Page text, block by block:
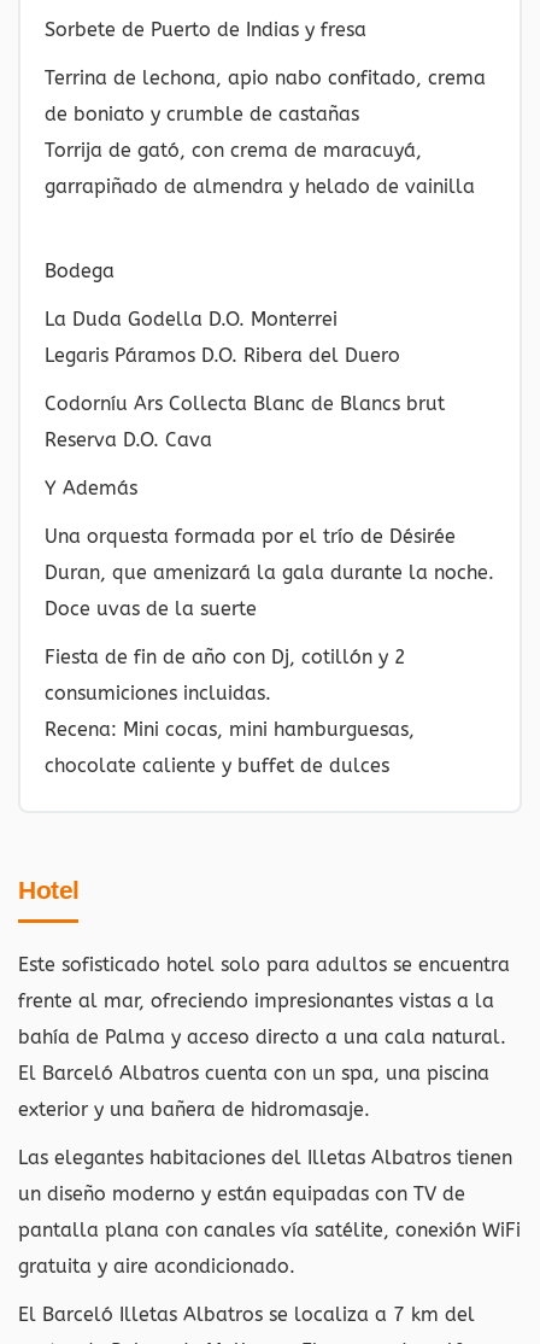
Sorbete de Puerto de Indias y fresa
Terrina de lechona, apio nabo confitado, crema
de boniato y crumble de castañas
Torrija de gató, con crema de maracuyá,
garrapiñado de almendra y helado de vainilla
Bodega
La Duda Godella D.O. Monterrei
Legaris Páramos D.O. Ribera del Duero
Codorníu Ars Collecta Blanc de Blancs brut
Reserva D.O. Cava
Y Además
Una orquesta formada por el trío de Désirée
Duran, que amenizará la gala durante la noche.
Doce uvas de la suerte
Fiesta de fin de año con Dj, cotillón y 2
consumiciones incluidas.
Recena: Mini cocas, mini hamburguesas,
chocolate caliente y buffet de dulces
Hotel
Este sofisticado hotel solo para adultos se encuentra
frente al mar, ofreciendo impresionantes vistas a la
bahía de Palma y acceso directo a una cala natural.
El Barceló Albatros cuenta con un spa, una piscina
exterior y una bañera de hidromasaje.
Las elegantes habitaciones del Illetas Albatros tienen
un diseño moderno y están equipadas con TV de
pantalla plana con canales vía satélite, conexión WiFi
gratuita y aire acondicionado.
El Barceló Illetas Albatros se localiza a 7 km del